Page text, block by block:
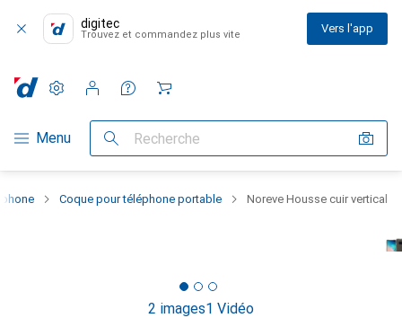
digitec
Trouvez et commandez plus vite Vers l'app
Navigation par catégorie
Menu Recherche
Paramètres
Compte client
Listes de comparaison
Listes d'envies
Panier
Coque pour téléphone portable Noreve Housse cuir vertical
2 images1 Vidéo